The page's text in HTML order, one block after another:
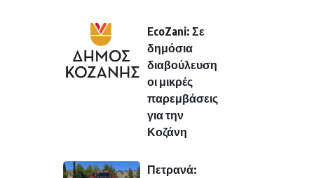
EcoZani: Σε
δημόσια
διαβούλευση
οι μικρές
παρεμβάσεις
για την
Κοζάνη
Πετρανά: